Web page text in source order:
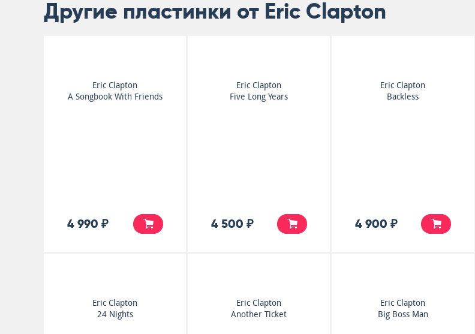
Другие пластинки от Eric Clapton
Eric Clapton
A Songbook With Friends
4 990 ₽
Eric Clapton
Five Long Years
4 500 ₽
Eric Clapton
Backless
4 900 ₽
Eric Clapton
24 Nights
Eric Clapton
Another Ticket
Eric Clapton
Big Boss Man